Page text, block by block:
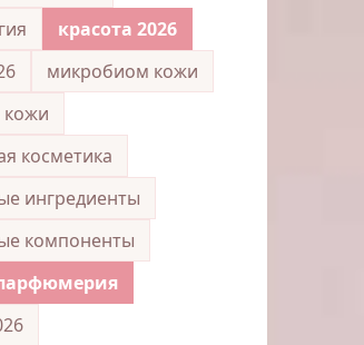
красота 2026
микробиом кожи
кожи
косметика
ингредиенты
компоненты